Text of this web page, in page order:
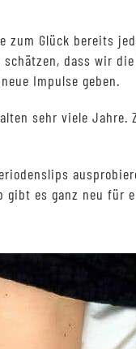
Glück bereits
dass wir
Impulse geben.
sehr viele Jahre.
gibt es ganz neu für